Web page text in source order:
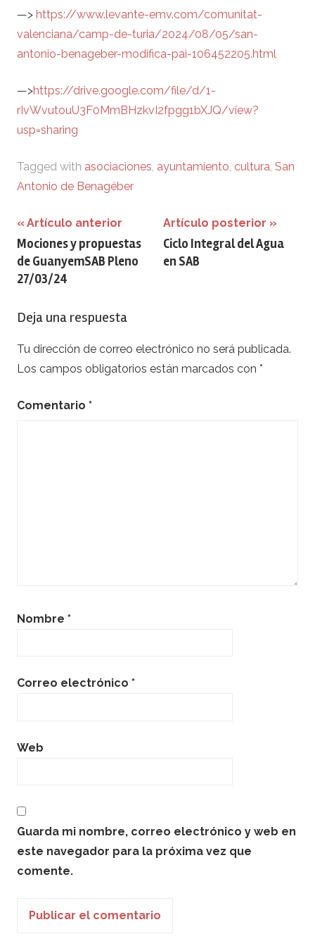
—> https://www.levante-emv.com/comunitat-
valenciana/camp-de-turia/2024/08/05/san-
antonio-benageber-modifica-pai-106452205.html
—>https://drive.google.com/file/d/1-
rIvWvutouU3F0MmBHzkvI2fpgg1bXJQ/view?
usp=sharing
Tagged with asociaciones, ayuntamiento, cultura, San
Antonio de Benagéber
Navegación
de
entradas
Artículo anterior
Mociones y propuestas
de GuanyemSAB Pleno
27/03/24
Artículo posterior
Ciclo Integral del Agua
en SAB
Deja una respuesta
Tu dirección de correo electrónico no será publicada.
Los campos obligatorios están marcados con *
Comentario *
Nombre *
Correo electrónico *
Web
Guarda mi nombre, correo electrónico y web en
este navegador para la próxima vez que
comente.